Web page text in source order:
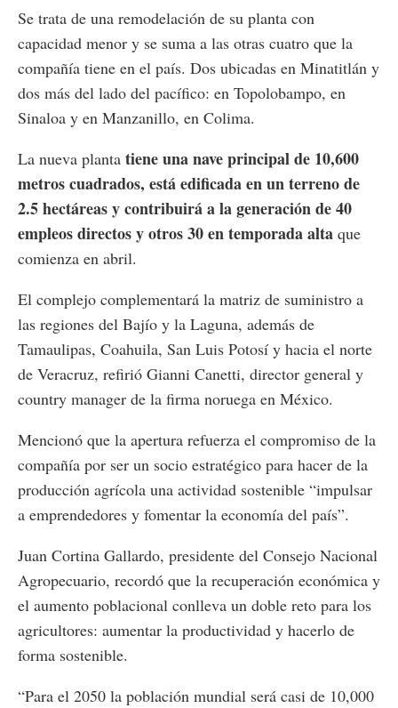
Se trata de una remodelación de su planta con
capacidad menor y se suma a las otras cuatro que la
compañía tiene en el país. Dos ubicadas en Minatitlán y
dos más del lado del pacífico: en Topolobampo, en
Sinaloa y en Manzanillo, en Colima.
La nueva planta tiene una nave principal de 10,600
metros cuadrados, está edificada en un terreno de
2.5 hectáreasy contribuirá a la generación de 40
empleos directos y otros 30 en temporada alta que
comienza en abril.
El complejo complementará la matriz de suministro a
las regiones del Bajío y la Laguna, además de
Tamaulipas, Coahuila, San Luis Potosí y hacia el norte
de Veracruz, refirió Gianni Canetti, director general y
country manager de la firma noruega en México.
Mencionó que la apertura refuerza el compromiso de la
compañía por ser un socio estratégico para hacer de la
producción agrícola una actividad sostenible “impulsar
a emprendedores y fomentar la economía del país”.
Juan Cortina Gallardo, presidente del Consejo Nacional
Agropecuario, recordó que la recuperación económica y
el aumento poblacional conlleva un doble reto para los
agricultores: aumentar la productividad y hacerlo de
forma sostenible.
“Para el 2050 la población mundial será casi de 10,000